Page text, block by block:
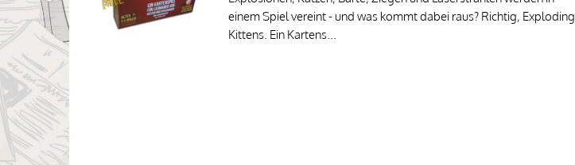
einem Spiel vereint - und was kommt dabei raus? Richtig, Exploding
Kittens. Ein Kartens...